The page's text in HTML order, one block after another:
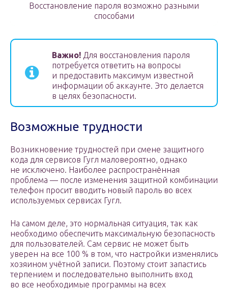
Восстановление пароля возможно разными
способами
Важно! Для восстановления пароля
потребуется ответить на вопросы
и предоставить максимум известной
информации об аккаунте. Это делается
в целях безопасности.
Возможные трудности
Возникновение трудностей при смене защитного
кода для сервисов Гугл маловероятно, однако
не исключено. Наиболее распространённая
проблема — после изменения защитной комбинации
телефон просит вводить новый пароль во всех
используемых сервисах Гугл.
На самом деле, это нормальная ситуация, так как
необходимо обеспечить максимальную безопасность
для пользователей. Сам сервис не может быть
уверен на все 100 % в том, что настройки изменялись
хозяином учётной записи. Поэтому стоит запастись
терпением и последовательно выполнить вход
во все необходимые программы на всех